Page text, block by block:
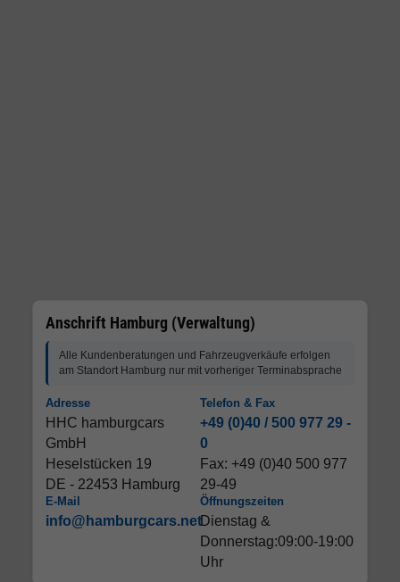
Anschrift Hamburg (Verwaltung)
Alle Kundenberatungen und Fahrzeugverkäufe erfolgen
am Standort Hamburg nur mit vorheriger Terminabsprache
Adresse
HHC hamburgcars
GmbH
Heselstücken 19
DE - 22453 Hamburg
Telefon & Fax
+49 (0)40 / 500 977 29 -
0
Fax: +49 (0)40 500 977
29-49
E-Mail
info@hamburgcars.net
Öffnungszeiten
Dienstag &
Donnerstag:09:00-19:00
Uhr